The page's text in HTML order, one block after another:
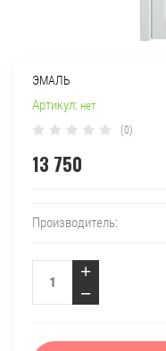
ЭМАЛЬ
Артикул: нет
(0)
13 750
Производитель:
+
−